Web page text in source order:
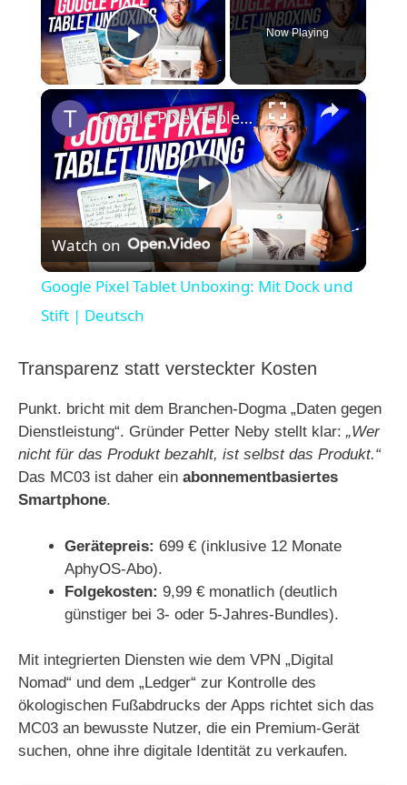
Play Video
Now Playing
×
P
l
y
V
i
d
e
Google Pixel Tablet Unboxing: Mit Dock und Stift | Deutsch
Watch on
Google Pixel Tablet Unboxing: Mit Dock und
Stift | Deutsch
Transparenz statt versteckter Kosten
Punkt. bricht mit dem Branchen-Dogma „Daten gegen
Dienstleistung“. Gründer Petter Neby stellt klar: „Wer
nicht für das Produkt bezahlt, ist selbst das Produkt.“
Das MC03 ist daher ein abonnementbasiertes
Smartphone.
Gerätepreis: 699 € (inklusive 12 Monate
AphyOS-Abo).
Folgekosten: 9,99 € monatlich (deutlich
günstiger bei 3- oder 5-Jahres-Bundles).
Mit integrierten Diensten wie dem VPN „Digital
Nomad“ und dem „Ledger“ zur Kontrolle des
ökologischen Fußabdrucks der Apps richtet sich das
MC03 an bewusste Nutzer, die ein Premium-Gerät
suchen, ohne ihre digitale Identität zu verkaufen.